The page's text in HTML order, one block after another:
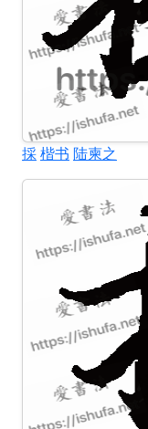
採楷书 陆柬之